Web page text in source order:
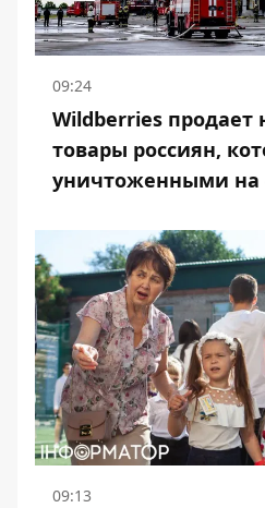
09:24
Wildberries продает
товары россиян,
уничтоженными на
09:13